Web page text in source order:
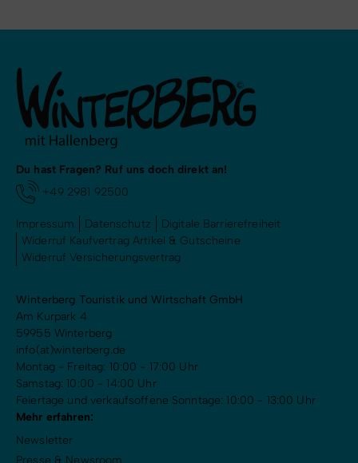
Du hast Fragen? Ruf uns doch direkt an!
+49 2981 92500
Impressum Datenschutz
Digitale Barrierefreiheit
Widerruf Kaufvertrag Artikel & Gutscheine
Widerruf Versicherungsvertrag
Winterberg Touristik und Wirtschaft GmbH
Am Kurpark 4
59955 Winterberg
info(at)winterberg.de
Montag - Freitag: 10:00 - 17:00 Uhr
Samstag: 10:00 - 14:00 Uhr
Feiertage und verkaufsoffene Sonntage: 10:00 - 13:00 Uhr
Mehr erfahren:
Newsletter
Presse & Newsroom